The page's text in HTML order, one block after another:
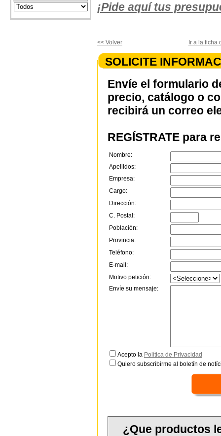
¡Pide aquí tus
<< Volver Ir a la ficha
SOLICITE
Envíe el formulario
precio, catálogo o
recibirá un correo
REGÍSTRATE para
Nombre:
Apellidos:
Empresa:
Cargo:
Dirección:
C. Postal:
Población:
Provincia:
Teléfono:
E-mail:
Motivo petición:
Envíe su mensaje:
Acepto la Política de Privacidad
Quiero subscribirme al boletín de
¿Que productos